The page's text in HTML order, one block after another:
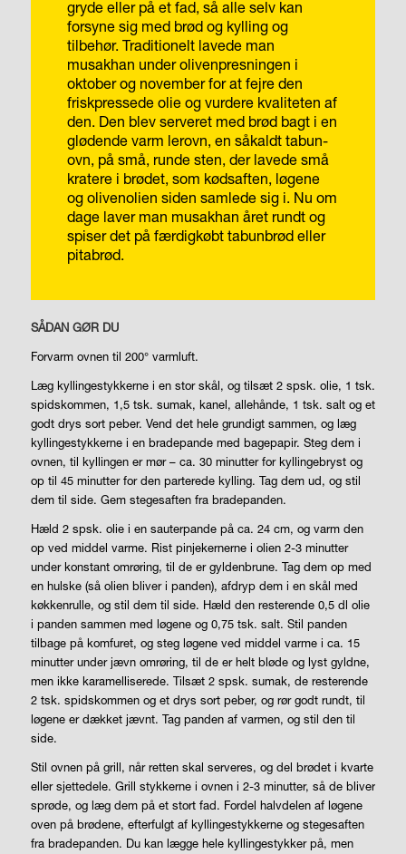
gryde eller på et fad, så alle selv kan
forsyne sig med brød og kylling og
tilbehør. Traditionelt lavede man
musakhan under olivenpresningen i
oktober og november for at fejre den
friskpressede olie og vurdere kvaliteten af
den. Den blev serveret med brød bagt i en
glødende varm lerovn, en såkaldt tabun-
ovn, på små, runde sten, der lavede små
kratere i brødet, som kødsaften, løgene
og olivenolien siden samlede sig i. Nu om
dage laver man musakhan året rundt og
spiser det på færdigkøbt tabunbrød eller
pitabrød.
SÅDAN GØR DU
Forvarm ovnen til 200° varmluft.
Læg kyllingestykkerne i en stor skål, og tilsæt 2 spsk. olie, 1 tsk.
spidskommen, 1,5 tsk. sumak, kanel, allehånde, 1 tsk. salt og et
godt drys sort peber. Vend det hele grundigt sammen, og læg
kyllingestykkerne i en bradepande med bagepapir. Steg dem i
ovnen, til kyllingen er mør – ca. 30 minutter for kyllingebryst og
op til 45 minutter for den parterede kylling. Tag dem ud, og stil
dem til side. Gem stegesaften fra bradepanden.
Hæld 2 spsk. olie i en sauterpande på ca. 24 cm, og varm den
op ved middel varme. Rist pinjekernerne i olien 2-3 minutter
under konstant omrøring, til de er gyldenbrune. Tag dem op med
en hulske (så olien bliver i panden), afdryp dem i en skål med
køkkenrulle, og stil dem til side. Hæld den resterende 0,5 dl olie
i panden sammen med løgene og 0,75 tsk. salt. Stil panden
tilbage på komfuret, og steg løgene ved middel varme i ca. 15
minutter under jævn omrøring, til de er helt bløde og lyst gyldne,
men ikke karamelliserede. Tilsæt 2 spsk. sumak, de resterende
2 tsk. spidskommen og et drys sort peber, og rør godt rundt, til
løgene er dækket jævnt. Tag panden af varmen, og stil den til
side.
Stil ovnen på grill, når retten skal serveres, og del brødet i kvarte
eller sjettedele. Grill stykkerne i ovnen i 2-3 minutter, så de bliver
sprøde, og læg dem på et stort fad. Fordel halvdelen af løgene
oven på brødene, efterfulgt af kyllingestykkerne og stegesaften
fra bradepanden. Du kan lægge hele kyllingestykker på, men